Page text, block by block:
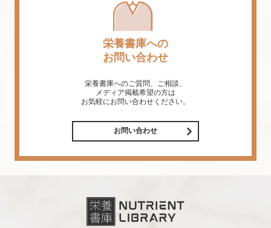
栄養書庫への
お問い合わせ
栄養書庫へのご質問、ご相談、
メディア掲載希望の方は
お気軽にお問い合わせください。
お問い合わせ